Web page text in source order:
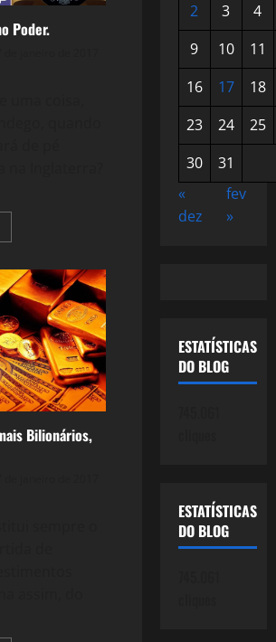
Poder.
Bufões
Bilionários,
2 3
4
9
10
11
16
17
18
23
24
25
30
31
«
dez
fev
»
ESTATÍSTICAS
DO BLOG
ESTATÍSTICAS
DO BLOG